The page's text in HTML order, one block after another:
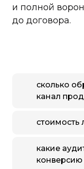
и полной
до договора.
сколько
канал
стоимость
какие
конверсию